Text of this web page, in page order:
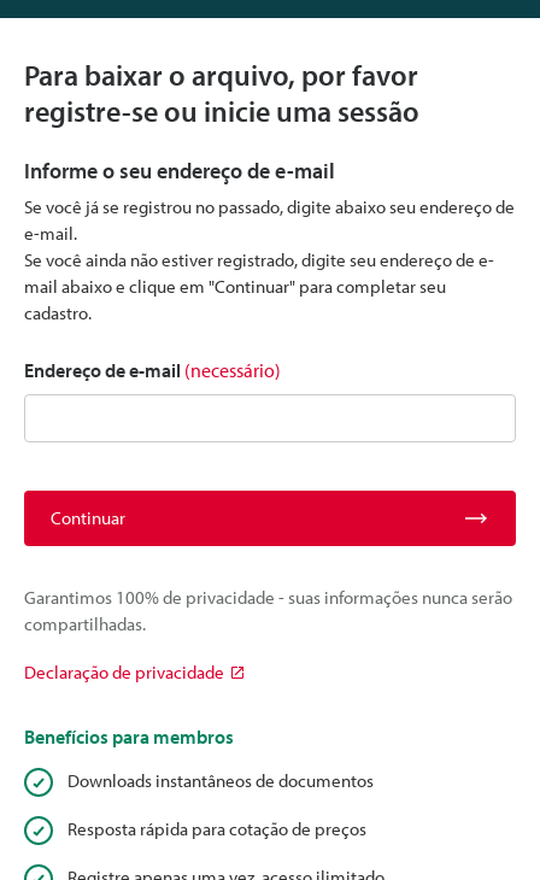
Para baixar o arquivo, por favor
registre-se ou inicie uma sessão
Informe o seu endereço de e-mail
Se você já se registrou no passado, digite abaixo seu endereço de
e-mail.
Se você ainda não estiver registrado, digite seu endereço de e-
mail abaixo e clique em "Continuar" para completar seu
cadastro.
Endereço de e-mail (necessário)
Continuar
Garantimos 100% de privacidade - suas informações nunca serão
compartilhadas.
Declaração de privacidade
Benefícios para membros
Downloads instantâneos de documentos
Resposta rápida para cotação de preços